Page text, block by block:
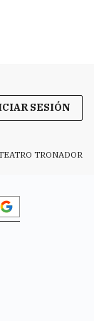
SESIÓN
TRONADOR